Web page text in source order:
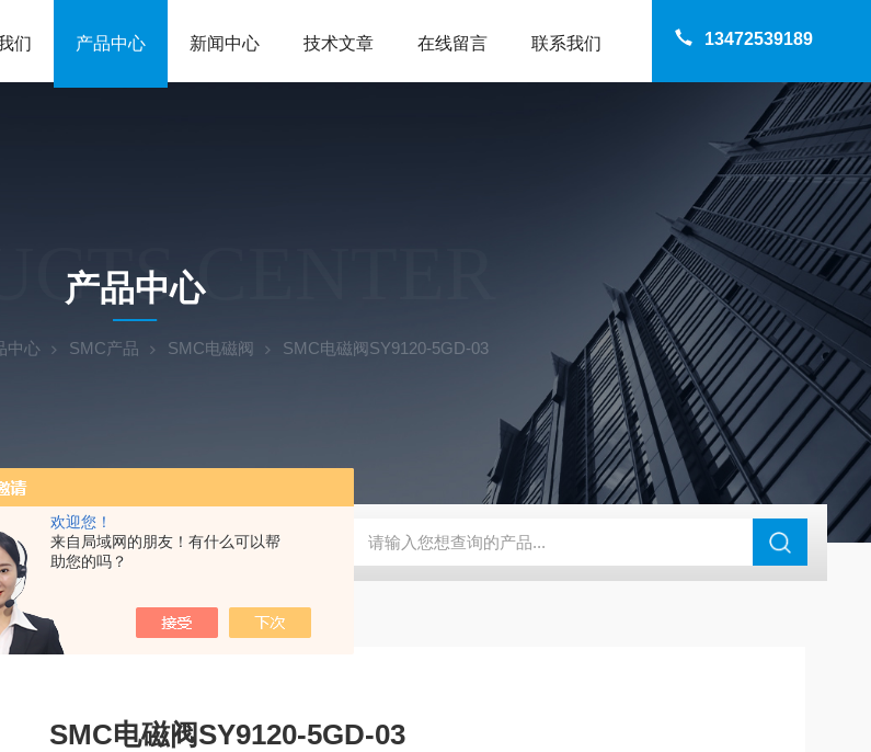
欢迎您！
来自局域网的朋友！有什么可以帮
助您的吗？
13472539189
们 产品中心 新闻中心 技术文章 在线留言 联系我们
CENTER
产品中心
中心 SMC产品 SMC电磁阀 SMC电磁阀SY9120-5GD-03
180-4E1-AC220V代理金器Mindman电磁阀MVSD-180-4E1-AC220V 麦特沃克
SMC电磁阀SY9120-5GD-03